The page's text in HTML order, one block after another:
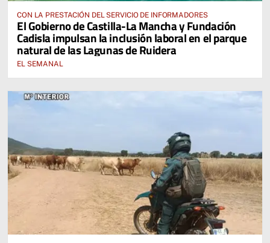
CON LA PRESTACIÓN DEL SERVICIO DE INFORMADORES
El Gobierno de Castilla-La Mancha y Fundación
Cadisla impulsan la inclusión laboral en el parque
natural de las Lagunas de Ruidera
EL SEMANAL